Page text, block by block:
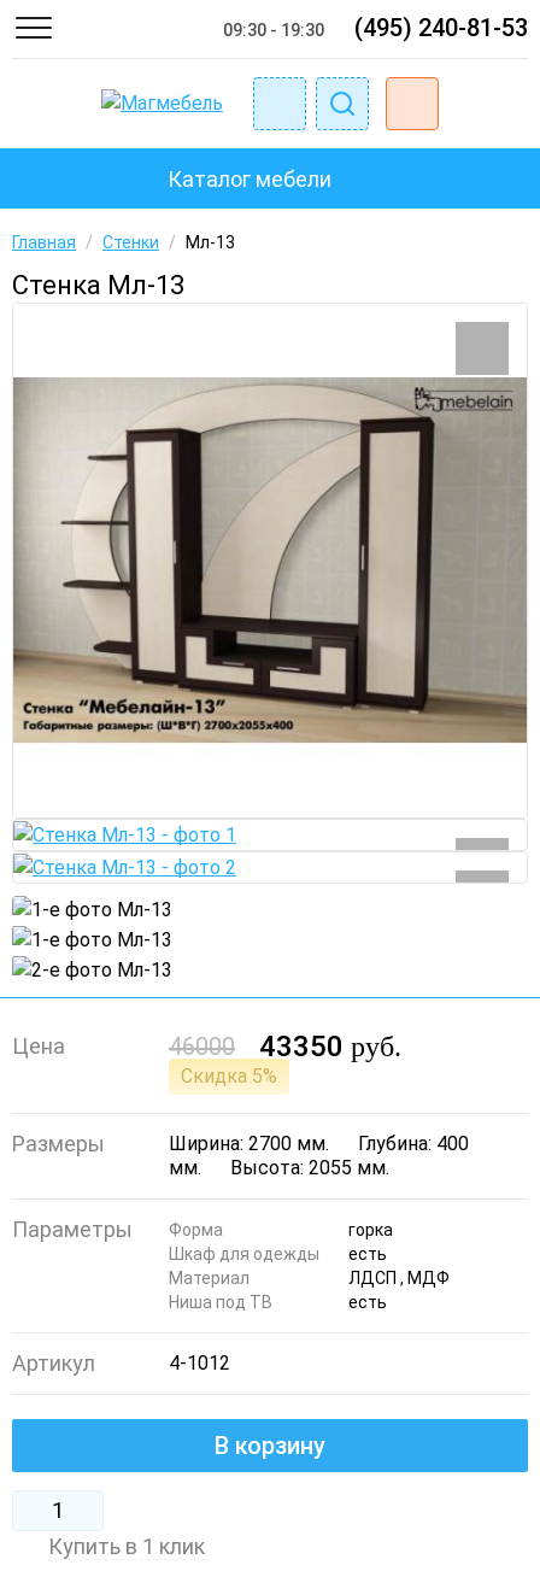
09:30 - 19:30 (495) 240-81-53
Каталог мебели
Главная / Стенки / Мл-13
Стенка Мл-13
Цена 46000 43350 руб.
Скидка 5%
Размеры Ширина: 2700 мм.
Глубина: 400
мм.
Высота: 2055 мм.
Параметры Форма
горка
Шкаф для одежды
есть
Материал
ЛДСП , МДФ
Ниша под ТВ
есть
Артикул 4-1012
В корзину
Купить в 1 клик